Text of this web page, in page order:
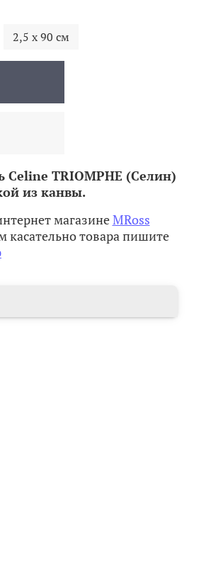
2,5 х 90 см
Celine TRIOMPHE (Селин)
из канвы.
магазинеMRoss
товара пишите